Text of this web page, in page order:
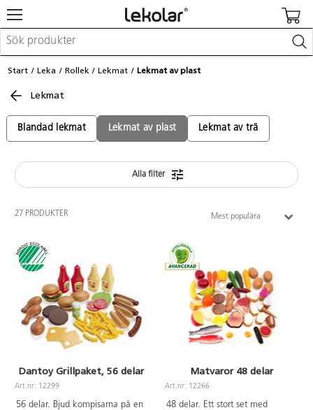
Möbler & inredning
Skapa
Lära
Barnvagnar & småbarnsartiklar
Kontakta Lekolar
Start Leka Rollek Lekmat Lekmat av plast
Lekmat
Blandad lekmat Lekmat av plast Lekmat av trä
Alla filter
27 PRODUKTER Mest populära
Dantoy Grillpaket, 56 delar
Art.nr: 12299
56 delar. Bjud kompisarna på en
Matvaror 48 delar
Art.nr: 12266
48 delar. Ett stort set med